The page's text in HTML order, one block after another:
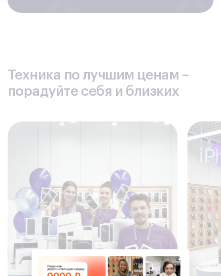
Техника по лучшим ценам –
порадуйте себя и близких
×